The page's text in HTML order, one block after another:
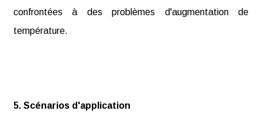
confrontées à des problèmes d'augmentation de
température.
5. Scénarios d'application